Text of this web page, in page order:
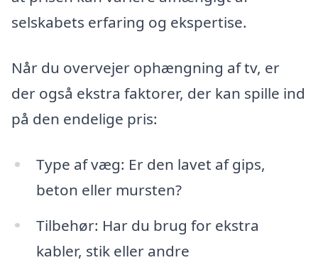
selskabets erfaring og ekspertise.
Når du overvejer ophængning af tv, er
der også ekstra faktorer, der kan spille ind
på den endelige pris:
Type af væg: Er den lavet af gips,
beton eller mursten?
Tilbehør: Har du brug for ekstra
kabler, stik eller andre